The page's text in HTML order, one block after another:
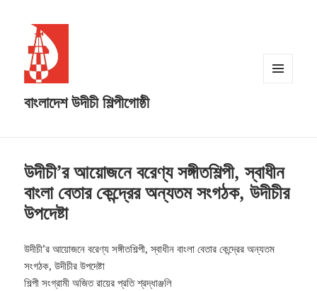
বাংলাদেশ উদীচী শিল্পীগোষ্ঠী
উদীচী’র আয়োজনে বরেণ্য সঙ্গীতশিল্পী, স্বাধীন
বাংলা বেতার কেন্দ্রের অন্যতম সংগঠক, উদীচীর
উপদেষ্টা
উদীচী’র আয়োজনে বরেণ্য সঙ্গীতশিল্পী, স্বাধীন বাংলা বেতার কেন্দ্রের অন্যতম
সংগঠক, উদীচীর উপদেষ্টা
শিল্পী সংগ্রামী অজিত রায়ের প্রতি শ্রদ্ধাঞ্জলি